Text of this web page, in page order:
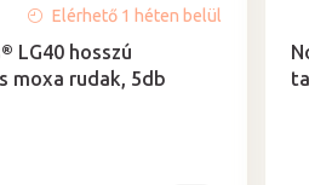
LG40 hosszú
moxa rudak, 5db
Elérhető 1 héten belül